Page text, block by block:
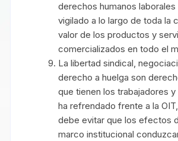
derechos humanos
vigilado a lo largo de toda la
valor de los productos y
comercializados en todo el
La libertad sindical,
derecho a huelga son
que tienen los trabajadores
ha refrendado frente a la
debe evitar que los efectos
marco institucional